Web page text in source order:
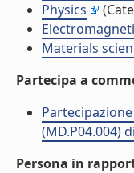
Physics
Materials
Partecipa a
(MD.P04.004)
Persona in